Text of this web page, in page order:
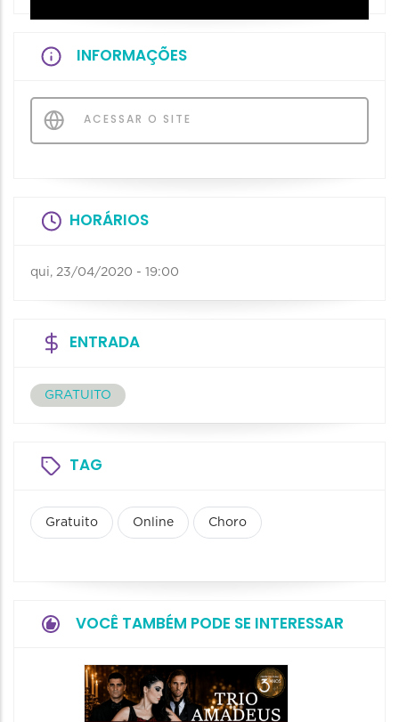
INFORMAÇÕES
ACESSAR O SITE
HORÁRIOS
qui, 23/04/2020 - 19:00
ENTRADA
GRATUITO
TAG
Gratuito Online Choro
VOCÊ TAMBÉM PODE SE INTERESSAR